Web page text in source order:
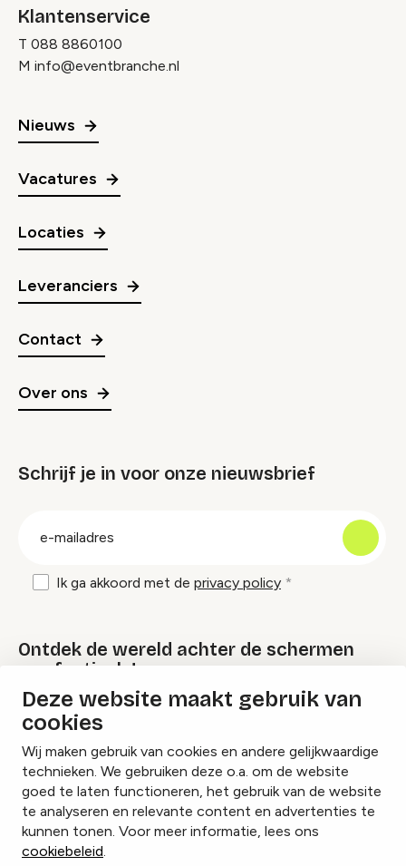
Deze website maakt gebruik van
cookies
Wij maken gebruik van cookies en andere gelijkwaardige
technieken. We gebruiken deze o.a. om de website
goed te laten functioneren, het gebruik van de website
te analyseren en relevante content en advertenties te
kunnen tonen. Voor meer informatie, lees ons
cookiebeleid.
Klantenservice
T 088 8860100
M info@eventbranche.nl
Nieuws
Vacatures
Locaties
Leveranciers
Contact
Over ons
Schrijf je in voor onze nieuwsbrief
Ik ga akkoord met de privacy policy
Ontdek de wereld achter de schermen
van festivals!
Lees onze Festival Specials
InstagramFacebookLinkedIn